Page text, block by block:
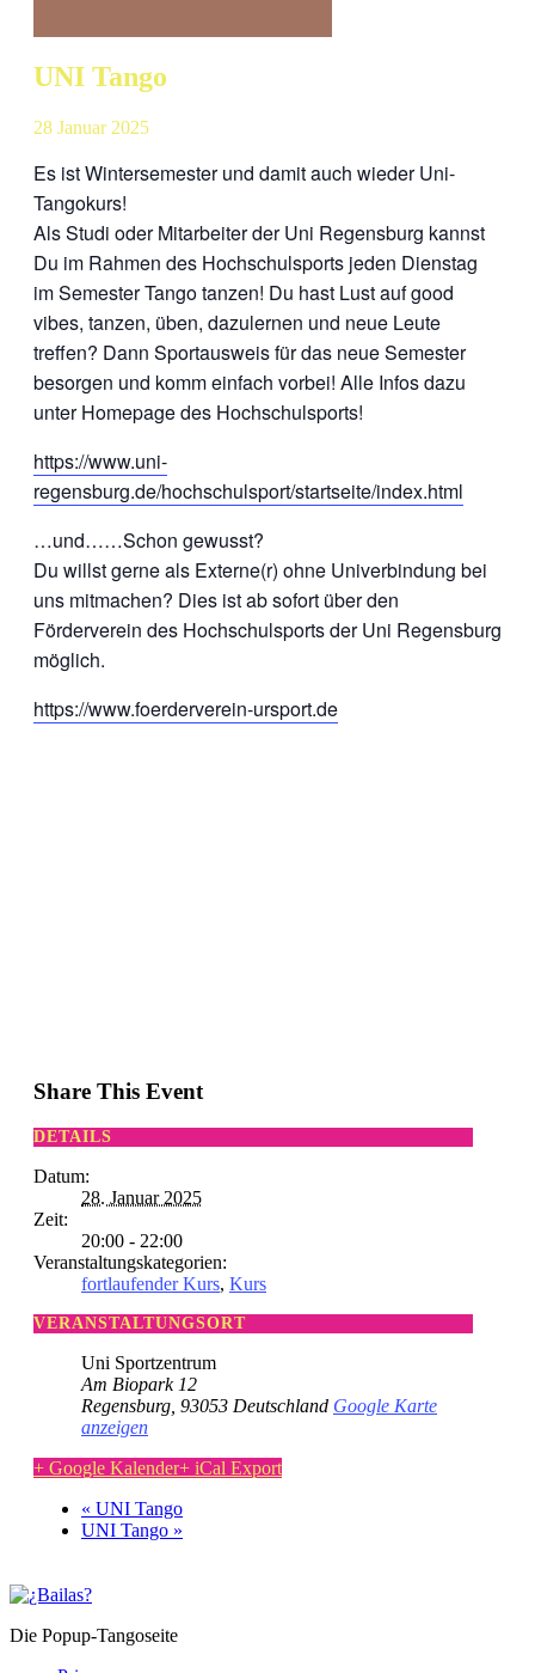
UNI Tango
28 Januar 2025
Es ist Wintersemester und damit auch wieder Uni-
Tangokurs!
Als Studi oder Mitarbeiter der Uni Regensburg kannst
Du im Rahmen des Hochschulsports jeden Dienstag
im Semester Tango tanzen! Du hast Lust auf good
vibes, tanzen, üben, dazulernen und neue Leute
treffen? Dann Sportausweis für das neue Semester
besorgen und komm einfach vorbei! Alle Infos dazu
unter Homepage des Hochschulsports!
https://www.uni-
regensburg.de/hochschulsport/startseite/index.html
…und……Schon gewusst?
Du willst gerne als Externe(r) ohne Univerbindung bei
uns mitmachen? Dies ist ab sofort über den
Förderverein des Hochschulsports der Uni Regensburg
möglich.
https://www.foerderverein-ursport.de
Share This Event
DETAILS
Datum:
28. Januar 2025
Zeit:
20:00 - 22:00
Veranstaltungskategorien:
fortlaufender Kurs, Kurs
VERANSTALTUNGSORT
Uni Sportzentrum
Am Biopark 12
Regensburg 93053 Deutschland Google Karte
anzeigen
+ Google Kalender+ iCal Export
« UNI Tango
UNI Tango »
Die Popup-Tangoseite